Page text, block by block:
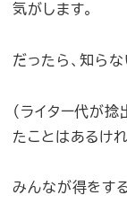
気がします。
だったら、知ら
（ライター代が
たことはあるけれ
みんなが得をす